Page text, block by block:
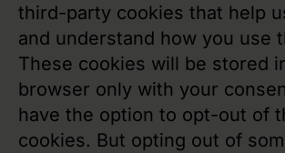
third-party cookies that help
and understand how you use
These cookies will be stored
browser only with your
have the option to opt-out of
cookies. But opting out of